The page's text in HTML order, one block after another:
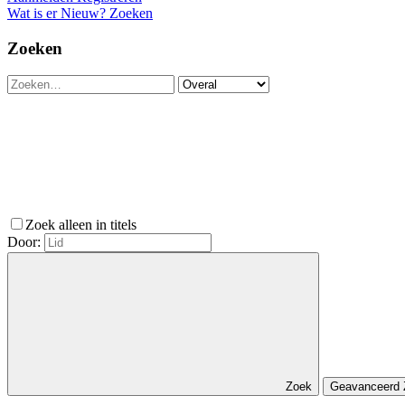
Wat is er Nieuw? Zoeken
Zoeken
Zoek alleen in titels
Door:
Zoek